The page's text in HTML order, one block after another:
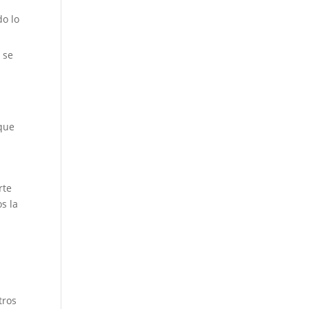
lo
la